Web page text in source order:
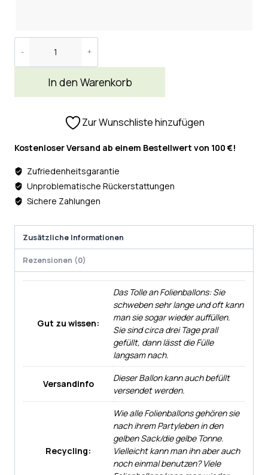
In den Warenkorb
Zur Wunschliste hinzufügen
Kostenloser Versand ab einem Bestellwert von 100 €!
Zufriedenheitsgarantie
Unproblematische Rückerstattungen
Sichere Zahlungen
Zusätzliche Informationen
Rezensionen (0)
Gut zu wissen:
Das Tolle an Folienballons: Sie
schweben sehr lange und oft kann
man sie sogar wieder auffüllen.
Sie sind circa drei Tage prall
gefüllt, dann lässt die Fülle
langsam nach.
Versandinfo
Dieser Ballon kann auch befüllt
versendet werden.
Recycling:
Wie alle Folienballons gehören sie
nach ihrem Partyleben in den
gelben Sack/die gelbe Tonne.
Vielleicht kann man ihn aber auch
noch einmal benutzen? Viele